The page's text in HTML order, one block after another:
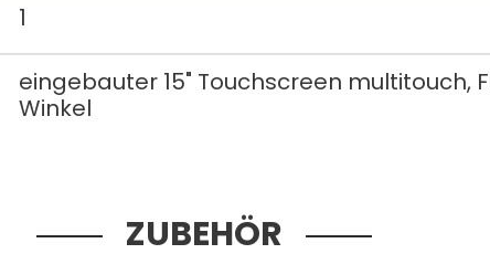
1
eingebauter 15" Touchscreen multitouch,
Winkel
ZUBEHÖR